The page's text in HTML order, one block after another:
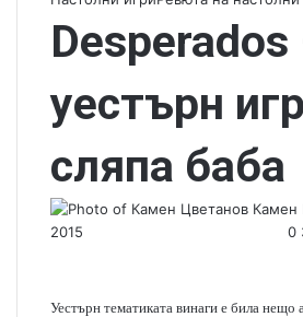
Desperados
уестърн
сляпа баба
Камен
2015
0
Уестърн тематиката винаги е била нещо